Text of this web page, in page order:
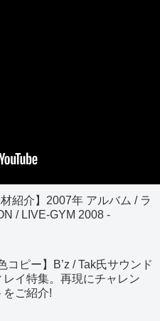
材紹介】2007年 アルバム / ラ
/ LIVE-GYM 2008 -
コピー】B’z / Tak氏サウンド
レイ特集。再現にチャレン
をご紹介!